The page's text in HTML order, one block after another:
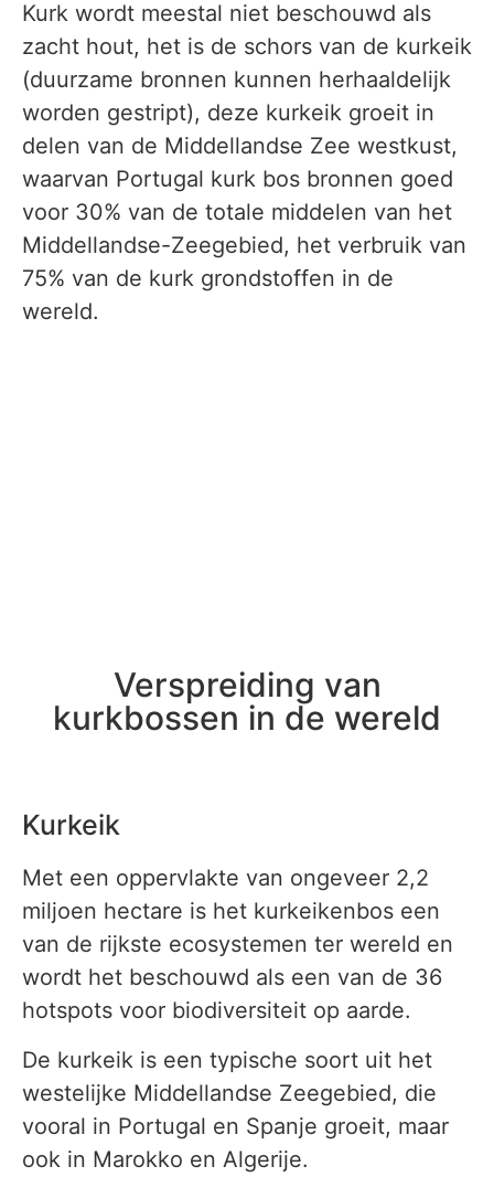
Kurk wordt meestal niet beschouwd als
zacht hout, het is de schors van de kurkeik
(duurzame bronnen kunnen herhaaldelijk
worden gestript), deze kurkeik groeit in
delen van de Middellandse Zee westkust,
waarvan Portugal kurk bos bronnen goed
voor 30% van de totale middelen van het
Middellandse-Zeegebied, het verbruik van
75% van de kurk grondstoffen in de
wereld.
Verspreiding van
kurkbossen in de wereld
Kurkeik
Met een oppervlakte van ongeveer 2,2
miljoen hectare is het kurkeikenbos een
van de rijkste ecosystemen ter wereld en
wordt het beschouwd als een van de 36
hotspots voor biodiversiteit op aarde.
De kurkeik is een typische soort uit het
westelijke Middellandse Zeegebied, die
vooral in Portugal en Spanje groeit, maar
ook in Marokko en Algerije.